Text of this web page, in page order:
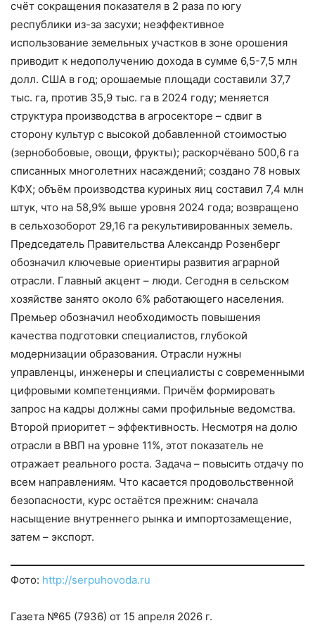
счёт сокращения показателя в 2 раза по югу
республики из-за засухи; неэффективное
использование земельных участков в зоне орошения
приводит к недополучению дохода в сумме 6,5-7,5 млн
долл. США в год; орошаемые площади составили 37,7
тыс. га, против 35,9 тыс. га в 2024 году; меняется
структура производства в агросекторе – сдвиг в
сторону культур с высокой добавленной стоимостью
(зернобобовые, овощи, фрукты); раскорчёвано 500,6 га
списанных многолетних насаждений; создано 78 новых
КФХ; объём производства куриных яиц составил 7,4 млн
штук, что на 58,9% выше уровня 2024 года; возвращено
в сельхозоборот 29,16 га рекультивированных земель.
Председатель Правительства Александр Розенберг
обозначил ключевые ориентиры развития аграрной
отрасли. Главный акцент – люди. Сегодня в сельском
хозяйстве занято около 6% работающего населения.
Премьер обозначил необходимость повышения
качества подготовки специалистов, глубокой
модернизации образования. Отрасли нужны
управленцы, инженеры и специалисты с современными
цифровыми компетенциями. Причём формировать
запрос на кадры должны сами профильные ведомства.
Второй приоритет – эффективность. Несмотря на долю
отрасли в ВВП на уровне 11%, этот показатель не
отражает реального роста. Задача – повысить отдачу по
всем направлениям. Что касается продовольственной
безопасности, курс остаётся прежним: сначала
насыщение внутреннего рынка и импортозамещение,
затем – экспорт.
Фото: http://serpuhovoda.ru
Газета №65 (7936) от 15 апреля 2026 г.